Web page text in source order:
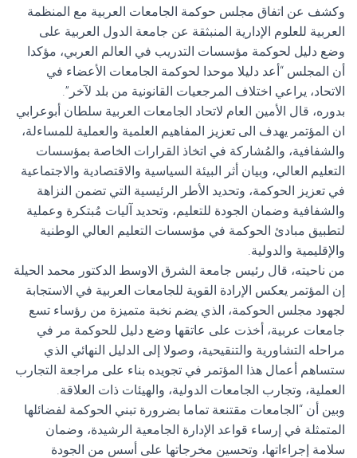
وكشف عن اتفاق مجلس حوكمة الجامعات العربية مع المنظمة
العربية للعلوم الإدارية المنبثقة عن جامعة الدول العربية على
وضع دليل لحوكمة مؤسسات التدريب في العالم العربي، مؤكدا
أن المجلس “أعد دليلا موحدا لحوكمة الجامعات الأعضاء في
الاتحاد، يراعي اختلاف المرجعيات القانونية من بلد لآخر”.
بدوره، قال الأمين العام لاتحاد الجامعات العربية سلطان أبوعرابي
ان المؤتمر يهدف الى تعزيز المفاهيم العلمية والعملية للمساءلة،
والشفافية، والمُشاركة في اتخاذ القرارات الخاصة بمؤسسات
التعليم العالي، وبيان أثر البيئة السياسية والاقتصادية والاجتماعية
في تعزيز الحوكمة، وتحديد الأطر الرئيسية التي تضمن النزاهة
والشفافية وضمان الجودة للتعليم، وتحديد آليات مُبتكرة وعملية
لتطبيق مبادئ الحوكمة في مؤسسات التعليم العالي الوطنية
والإقليمية والدولية.
من ناحيته، قال رئيس جامعة الشرق الاوسط الدكتور محمد الحيلة
إن المؤتمر يعكس الإرادة القوية للجامعات العربية في الاستجابة
لجهود مجلس الحوكمة، الذي يضم نخبة متميزة من رؤساء تسع
جامعات عربية، أخذت على عاتقها وضع دليل للحوكمة مر في
مراحله التشاورية والتنقيحية، وصولا إلى الدليل النهائي الذي
ستساهم أعمال هذا المؤتمر في تجويده بناء على مراجعة التجارب
العملية، وتجارب الجامعات الدولية، والهيئات ذات العلاقة.
وبين أن “الجامعات مقتنعة تماما بضرورة تبني الحوكمة لفضائلها
المتمثلة في إرساء قواعد الإدارة الجامعية الرشيدة، وضمان
سلامة إجراءاتها، وتحسين مخرجاتها على أسس من الجودة